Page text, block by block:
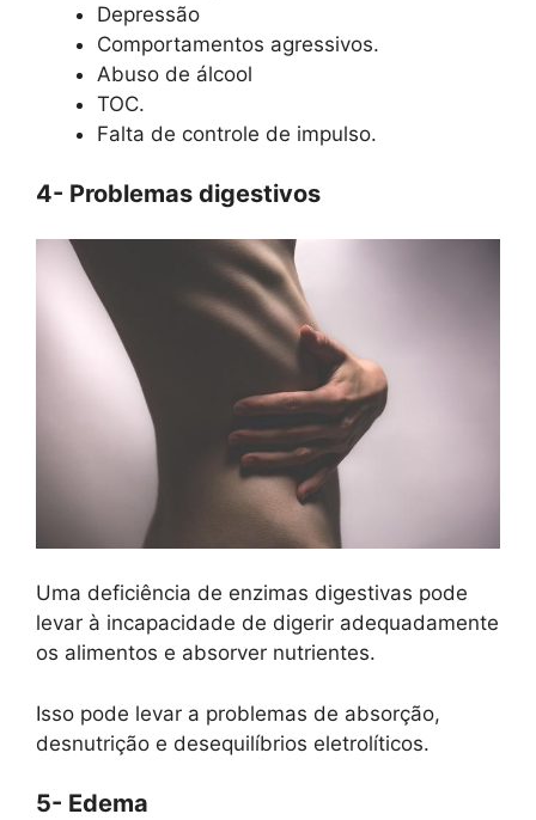
Depressão
Comportamentos agressivos.
Abuso de álcool
TOC.
Falta de controle de impulso.
4- Problemas digestivos
Uma deficiência de enzimas digestivas pode
levar à incapacidade de digerir adequadamente
os alimentos e absorver nutrientes.
Isso pode levar a problemas de absorção,
desnutrição e desequilíbrios eletrolíticos.
5- Edema